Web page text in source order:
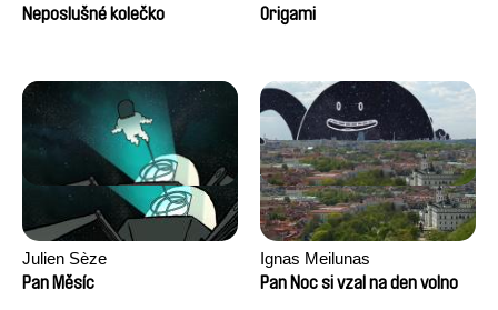
Neposlušné kolečko
Origami
Julien Sèze
Pan Měsíc
Ignas Meilunas
Pan Noc si vzal na den volno